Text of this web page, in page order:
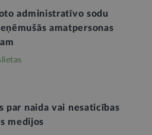
administratīvo sodu
amatpersonas
par naida vai nesaticības
medijos